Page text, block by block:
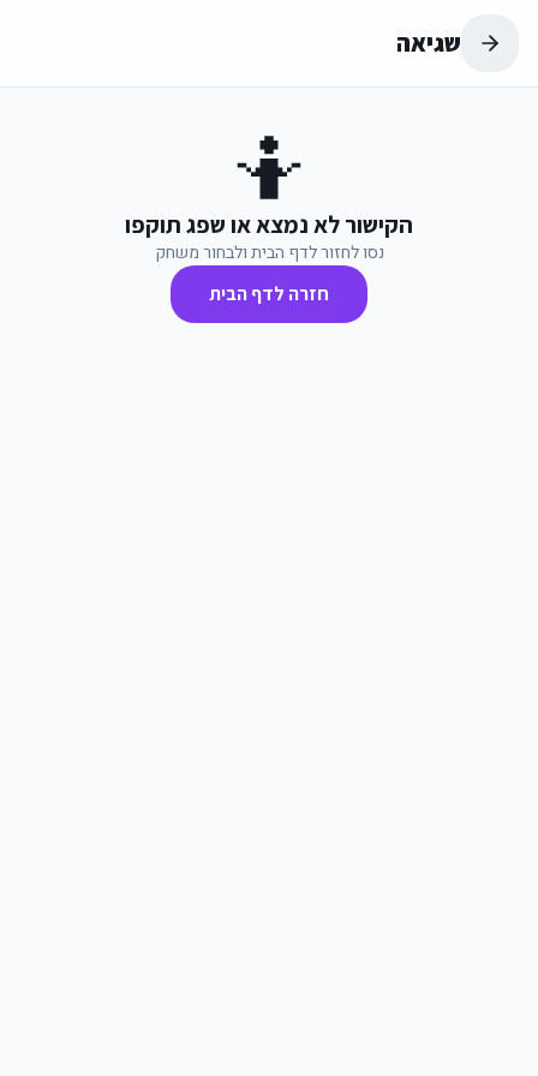
שגיאה
🤷
הקישור לא נמצא או שפג תוקפו
נסו לחזור לדף הבית ולבחור משחק
חזרה לדף הבית